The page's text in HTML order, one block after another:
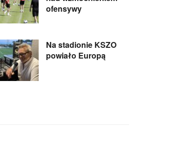
ofensywy
Na stadionie KSZO
powiało Europą